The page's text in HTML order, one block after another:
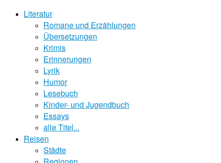
Literatur
Romane und Erzählungen
Übersetzungen
Krimis
Erinnerungen
Lyrik
Humor
Lesebuch
Kinder- und Jugendbuch
Essays
alle Titel...
Reisen
Städte